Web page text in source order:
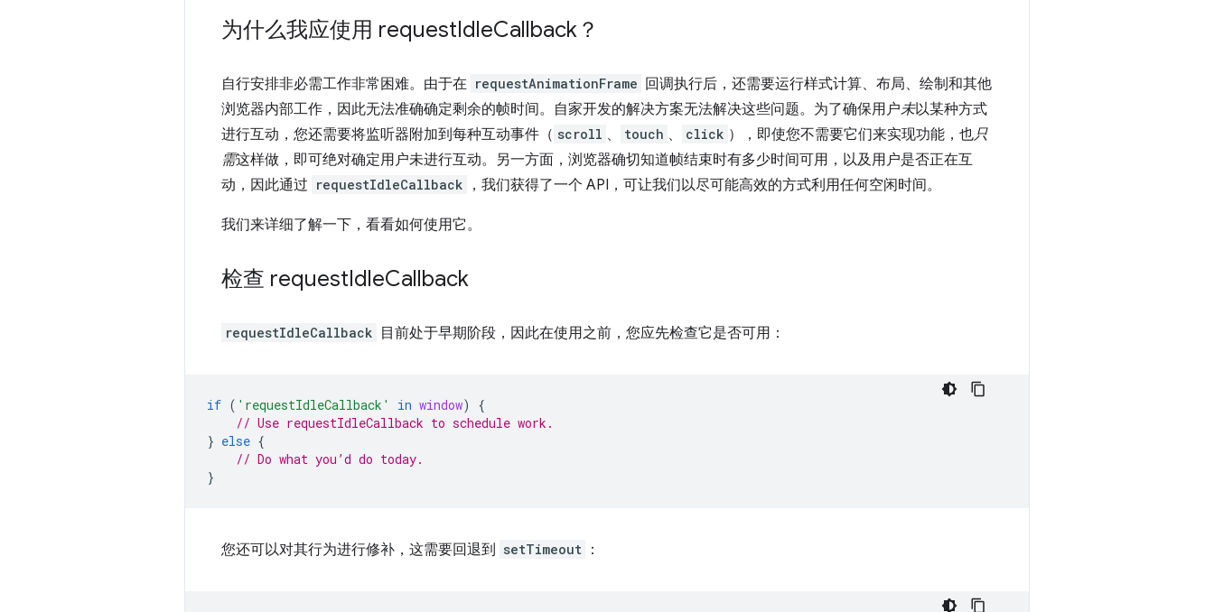
为什么我应使用 requestIdleCallback？
自行安排非必需工作非常困难。由于在 requestAnimationFrame 回调执行后，还需要运行样式计算、布局、绘制和其他
浏览器内部工作，因此无法准确确定剩余的帧时间。自家开发的解决方案无法解决这些问题。为了确保用户未以某种方式
进行互动，您还需要将监听器附加到每种互动事件（ scroll 、 touch 、 click ），即使您不需要它们来实现功能，也只
需这样做，即可绝对确定用户未进行互动。另一方面，浏览器确切知道帧结束时有多少时间可用，以及用户是否正在互
动，因此通过 requestIdleCallback ，我们获得了一个 API，可让我们以尽可能高效的方式利用任何空闲时间。
我们来详细了解一下，看看如何使用它。
检查 requestIdleCallback
requestIdleCallback 目前处于早期阶段，因此在使用之前，您应先检查它是否可用：
if ( 'requestIdleCallback' in window)
{
// Use requestIdleCallback to schedule work.
} else {
// Do what you’d do today.
}
您还可以对其行为进行修补，这需要回退到 setTimeout ：